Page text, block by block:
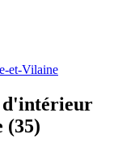
et-Vilaine
d'intérieur
(35)